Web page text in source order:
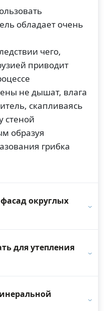
обладает очень
чего,
приводит
не дышат, влага
скапливаясь
стеной
образуя
грибка
округлых
для утепления